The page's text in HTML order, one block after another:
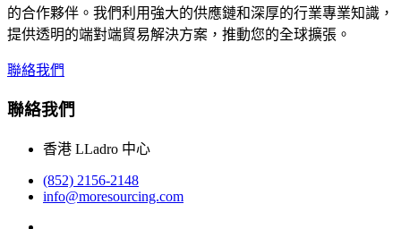
的合作夥伴。我們利用強大的供應鏈和深厚的行業專業知識，
提供透明的端對端貿易解決方案，推動您的全球擴張。
聯絡我們
聯絡我們
香港 LLadro 中心
(852) 2156-2148
info@moresourcing.com